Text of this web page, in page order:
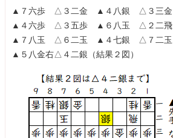
▲７六歩 △３二金 ▲４八銀 △３三金
▲４六歩 △３五歩 ▲６八玉 △２二飛
▲７八玉 △６二玉 ▲４七銀 △７二玉
▲５八金右△４二銀（結果２図）